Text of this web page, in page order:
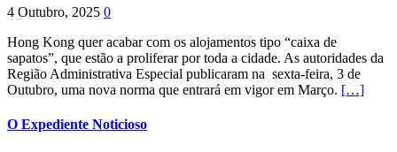
4 Outubro, 2025 0
Hong Kong quer acabar com os alojamentos tipo “caixa de
sapatos”, que estão a proliferar por toda a cidade. As autoridades da
Região Administrativa Especial publicaram na sexta-feira, 3 de
Outubro, uma nova norma que entrará em vigor em Março. […]
O Expediente Noticioso